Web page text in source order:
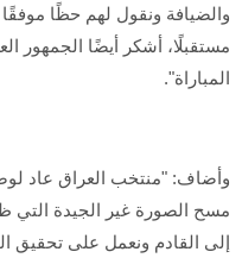
والضيافة ونقول لهم حظًا
مستقبلًا، أشكر أيضًا الجمهور
المباراة".
وأضاف: "منتخب العراق عاد
مسح الصورة غير الجيدة التي
إلى القادم ونعمل على تحقيق